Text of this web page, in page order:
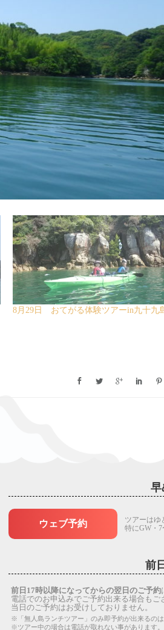
8月29日 おてがる体験ツアーin九十九
早
ウェブ予約
ツアーはゆ
特にGW・
前
前日17時以降になってからの翌日のご予約
電話でのお申込みでご予約出来る場合もご
当日のご予約はお受けしておりません。
※「無人島ランチツアー」のみ即予約が出来るの
※ツアー中の場合は電話が取れない事があります